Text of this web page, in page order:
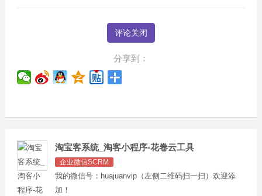
评论关闭
分享到：
淘宝客系统_淘客小程序-花卷云工具
企业微信SCRM
我的微信号：huajuanvip（左侧二维码扫一扫）欢迎添
加！